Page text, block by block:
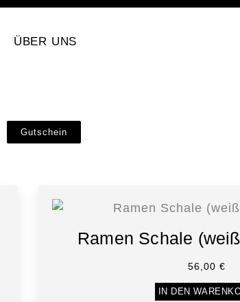
ÜBER UNS
Gutschein
Ramen Schale
56,00 €
IN DEN